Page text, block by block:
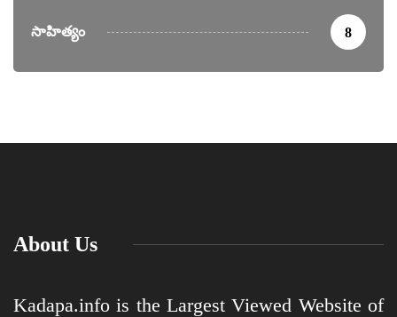
సాహిత్యం 8
About Us
Kadapa.info is the Largest Viewed Website of